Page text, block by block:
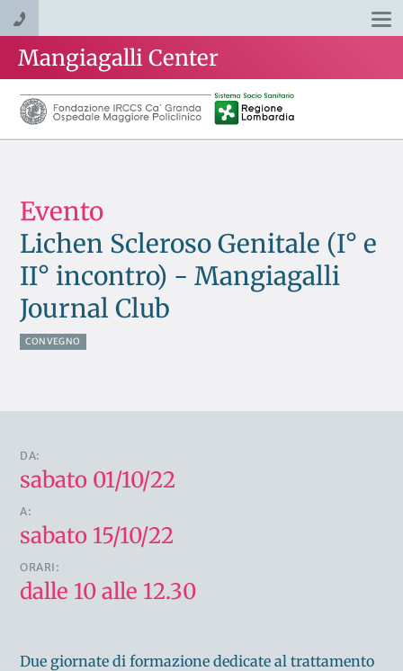
Mangiagalli Center
Evento
Lichen Scleroso Genitale (I° e
II° incontro) - Mangiagalli
Journal Club
CONVEGNO
DA:
sabato 01/10/22
A:
sabato 15/10/22
ORARI:
dalle 10 alle 12.30
Due giornate di formazione dedicate al trattamento